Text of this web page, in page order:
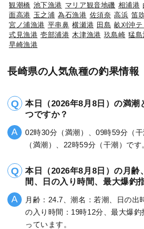
観潮橋 池下漁港 マリア観音地磯 相浦港
面高港 玉之浦 為石漁港 佐須奈 高浜 笛
宮ノ浦漁港 平串鼻 横瀬港 田島 畝刈沖テ
式見漁港 壱部浦港 木津漁港 玖島崎 猛
早崎漁港
長崎県の人気魚種の釣果情報
本日（2026年8月8日）の満潮
つですか？
02時30分（満潮）、09時59分（
（満潮）、22時59分（干潮）です
本日（2026年8月8日）の月齢
間、日の入り時間、最大爆釣
月齢：24.7、潮名：若潮、日の出
の入り時間：19時12分、最大爆
っています。